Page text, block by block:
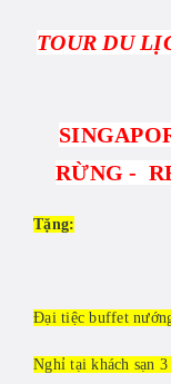
TOUR DU
RỪNG -
Tặng:
Đại tiệc buffet
Nghỉ tại khách sạn